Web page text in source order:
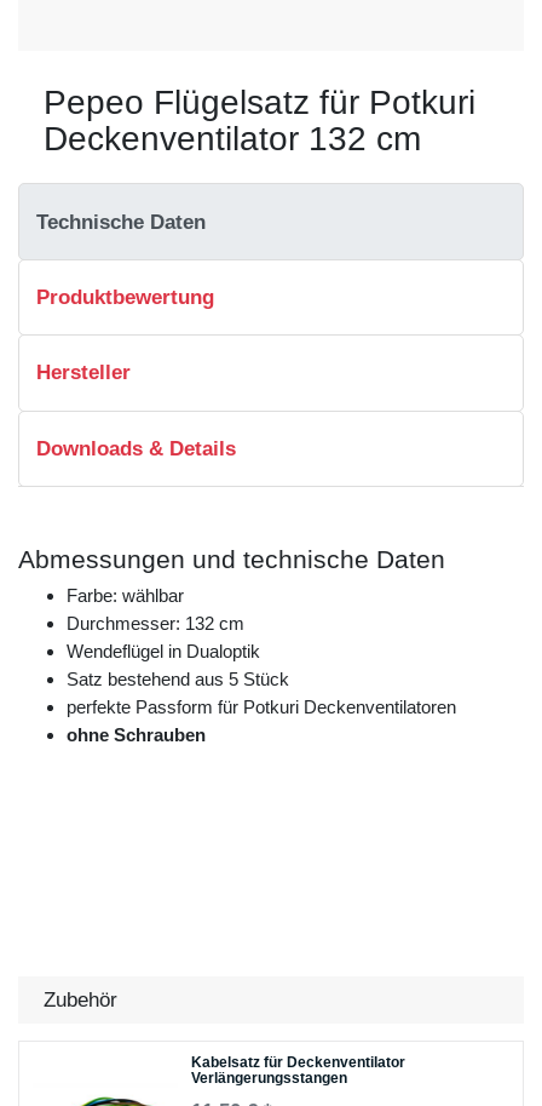
Pepeo Flügelsatz für Potkuri
Deckenventilator 132 cm
Technische Daten
Produktbewertung
Hersteller
Downloads & Details
Abmessungen und technische Daten
Farbe: wählbar
Durchmesser: 132 cm
Wendeflügel in Dualoptik
Satz bestehend aus 5 Stück
perfekte Passform für Potkuri Deckenventilatoren
ohne Schrauben
Zubehör
Kabelsatz für Deckenventilator
Verlängerungsstangen